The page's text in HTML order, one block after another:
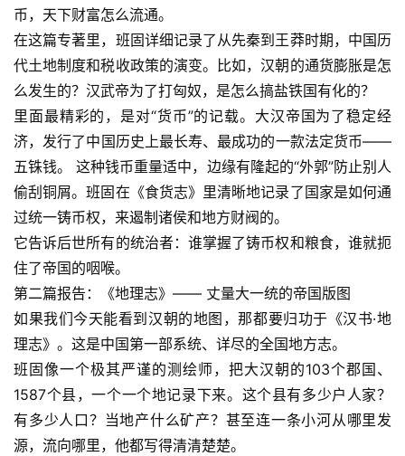
币，天下财富怎么流通。
在这篇专著里，班固详细记录了从先秦到王莽时期，中国历
代土地制度和税收政策的演变。比如，汉朝的通货膨胀是怎
么发生的？汉武帝为了打匈奴，是怎么搞盐铁国有化的？
里面最精彩的，是对“货币”的记载。大汉帝国为了稳定经
济，发行了中国历史上最长寿、最成功的一款法定货币——
五铢钱。 这种钱币重量适中，边缘有隆起的“外郭”防止别人
偷刮铜屑。班固在《食货志》里清晰地记录了国家是如何通
过统一铸币权，来遏制诸侯和地方财阀的。
它告诉后世所有的统治者：谁掌握了铸币权和粮食，谁就扼
住了帝国的咽喉。
第二篇报告：《地理志》—— 丈量大一统的帝国版图
如果我们今天能看到汉朝的地图，那都要归功于《汉书·地
理志》。这是中国第一部系统、详尽的全国地方志。
班固像一个极其严谨的测绘师，把大汉朝的103个郡国、
1587个县，一个一个地记录下来。这个县有多少户人家？
有多少人口？当地产什么矿产？甚至连一条小河从哪里发
源，流向哪里，他都写得清清楚楚。